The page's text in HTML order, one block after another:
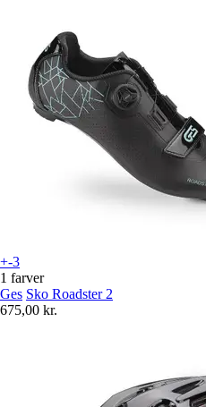
+-3
1 farver
Ges Sko Roadster 2
675,00 kr.